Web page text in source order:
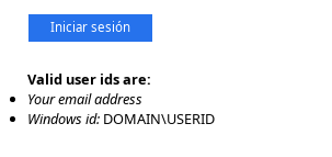
Iniciar sesión
Valid user ids are:
Your email address
Windows id: DOMAIN\USERID